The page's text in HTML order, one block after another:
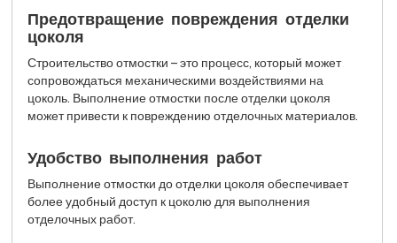
Предотвращение повреждения отделки
цоколя
Строительство отмостки – это процесс, который может
сопровождаться механическими воздействиями на
цоколь. Выполнение отмостки после отделки цоколя
может привести к повреждению отделочных материалов.
Удобство выполнения работ
Выполнение отмостки до отделки цоколя обеспечивает
более удобный доступ к цоколю для выполнения
отделочных работ.